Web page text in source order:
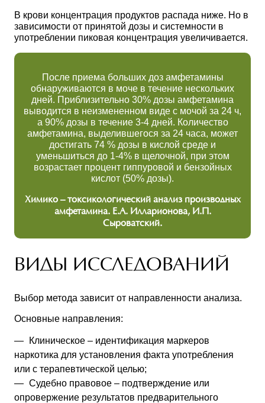
В крови концентрация продуктов распада ниже. Но в
зависимости от принятой дозы и системности в
употреблении пиковая концентрация увеличивается.
После приема больших доз амфетамины
обнаруживаются в моче в течение нескольких
дней. Приблизительно 30% дозы амфетамина
выводится в неизмененном виде с мочой за 24 ч,
а 90% дозы в течение 3-4 дней. Количество
амфетамина, выделившегося за 24 часа, может
достигать 74 % дозы в кислой среде и
уменьшиться до 1-4% в щелочной, при этом
возрастает процент гиппуровой и бензойных
кислот (50% дозы).
Химико – токсикологический анализ производных
амфетамина. Е.А. Илларионова, И.П.
Сыроватский.
ВИДЫ ИССЛЕДОВАНИЙ
Выбор метода зависит от направленности анализа.
Основные направления:
Клиническое – идентификация маркеров
наркотика для установления факта употребления
или с терапевтической целью;
Судебно правовое – подтверждение или
опровержение результатов предварительного